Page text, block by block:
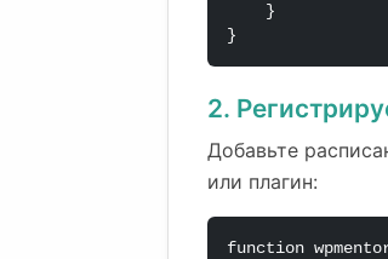
}
2.
Добавьте
или плагин:
function